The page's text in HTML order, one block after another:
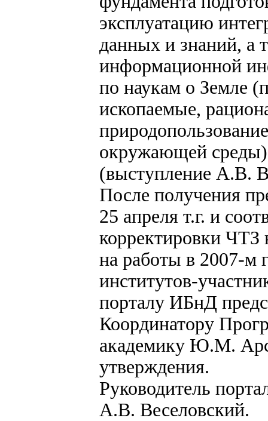
эксплуатацию
данных и знаний, а
информационной
по наукам о Земле
ископаемые,
окружающей
(выступление А.В.
После получения
25 апреля т.г. и
корректировки
на работы в 2007-м
институтов-
порталу ИБнД
Координатору
академику Ю.М.
утверждения.
Руководитель
А.В. Веселовский.